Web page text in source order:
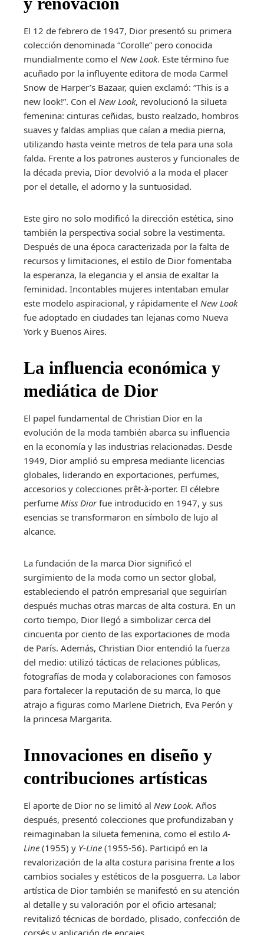
El 12 de febrero de 1947, Dior presentó su primera
colección denominada “Corolle” pero conocida
mundialmente como el New Look. Este término fue
acuñado por la influyente editora de moda Carmel
Snow de Harper’s Bazaar, quien exclamó: “This is a
new look!”. Con el New Look, revolucionó la silueta
femenina: cinturas ceñidas, busto realzado, hombros
suaves y faldas amplias que caían a media pierna,
utilizando hasta veinte metros de tela para una sola
falda. Frente a los patrones austeros y funcionales de
la década previa, Dior devolvió a la moda el placer
por el detalle, el adorno y la suntuosidad.
Este giro no solo modificó la dirección estética, sino
también la perspectiva social sobre la vestimenta.
Después de una época caracterizada por la falta de
recursos y limitaciones, el estilo de Dior fomentaba
la esperanza, la elegancia y el ansia de exaltar la
feminidad. Incontables mujeres intentaban emular
este modelo aspiracional, y rápidamente el New Look
fue adoptado en ciudades tan lejanas como Nueva
York y Buenos Aires.
La influencia económica y
mediática de Dior
El papel fundamental de Christian Dior en la
evolución de la moda también abarca su influencia
en la economía y las industrias relacionadas. Desde
1949, Dior amplió su empresa mediante licencias
globales, liderando en exportaciones, perfumes,
accesorios y colecciones prêt-à-porter. El célebre
perfume Miss Diorfue introducido en 1947, y sus
esencias se transformaron en símbolo de lujo al
alcance.
La fundación de la marca Dior significó el
surgimiento de la moda como un sector global,
estableciendo el patrón empresarial que seguirían
después muchas otras marcas de alta costura. En un
corto tiempo, Dior llegó a simbolizar cerca del
cincuenta por ciento de las exportaciones de moda
de París. Además, Christian Dior entendió la fuerza
del medio: utilizó tácticas de relaciones públicas,
fotografías de moda y colaboraciones con famosos
para fortalecer la reputación de su marca, lo que
atrajo a figuras como Marlene Dietrich, Eva Perón y
la princesa Margarita.
Innovaciones en diseño y
contribuciones artísticas
El aporte de Dior no se limitó al New Look. Años
después, presentó colecciones que profundizaban y
reimaginaban la silueta femenina, como el estilo A-
Line (1955) y Y-Line (1955-56). Participó en la
revalorización de la alta costura parisina frente a los
cambios sociales y estéticos de la posguerra. La labor
artística de Dior también se manifestó en su atención
al detalle y su valoración por el oficio artesanal;
revitalizó técnicas de bordado, plisado, confección de
corsés y aplicación de encajes.